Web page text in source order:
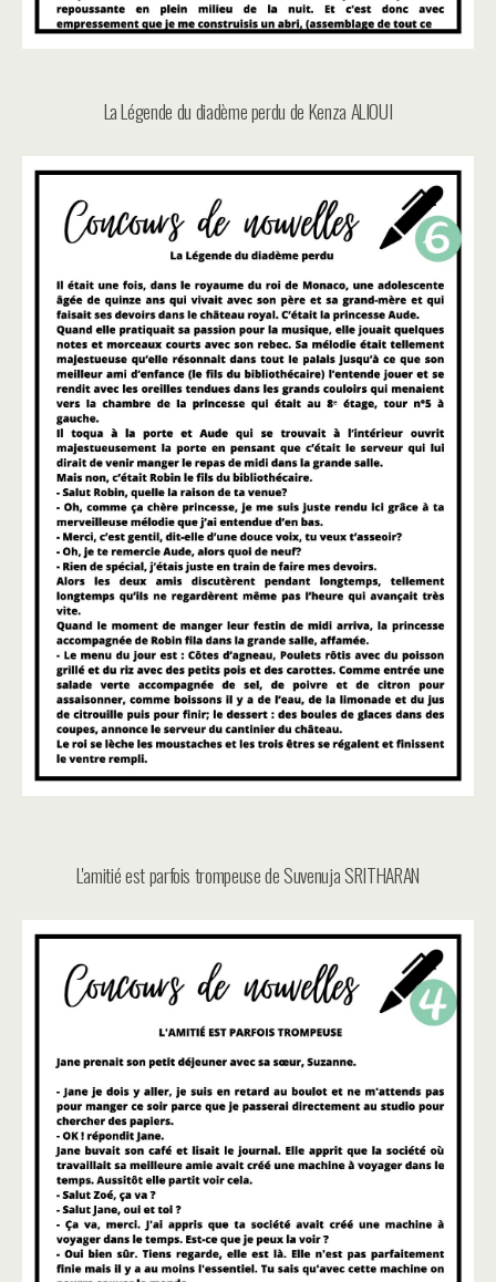
La Légende du diadème perdu de Kenza ALIOUI
L'amitié est parfois trompeuse de Suvenuja SRITHARAN